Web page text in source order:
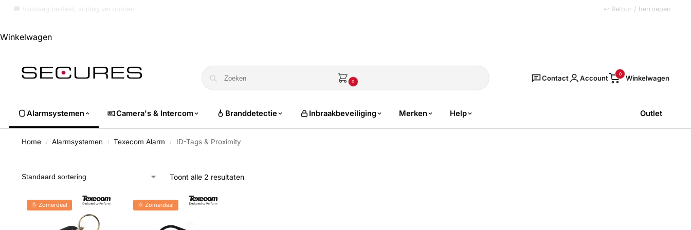
↩ Retour / herroepen
Winkelwagen
Zoeken
0 Contact Account 0
Alarmsystemen Camera's & Intercom Branddetectie Inbraakbeveiliging Merken Help Outlet
Home / Alarmsystemen / Texecom Alarm / ID-Tags & Proximity
Toont alle 2 resultaten
🌞 Zomerdeal 🌞 Zomerdeal